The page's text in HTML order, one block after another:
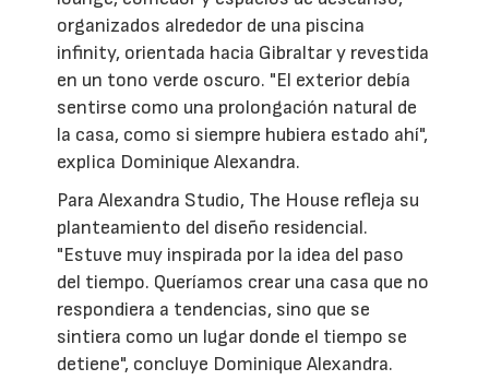
organizados alrededor de una piscina
infinity, orientada hacia Gibraltar y revestida
en un tono verde oscuro. "El exterior debía
sentirse como una prolongación natural de
la casa, como si siempre hubiera estado ahí",
explica Dominique Alexandra.
Para Alexandra Studio, The House refleja su
planteamiento del diseño residencial.
"Estuve muy inspirada por la idea del paso
del tiempo. Queríamos crear una casa que no
respondiera a tendencias, sino que se
sintiera como un lugar donde el tiempo se
detiene", concluye Dominique Alexandra.